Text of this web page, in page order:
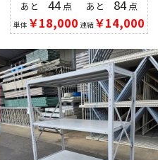
あと 44点
単体 ￥18,000
あと 84点
連結￥14,000